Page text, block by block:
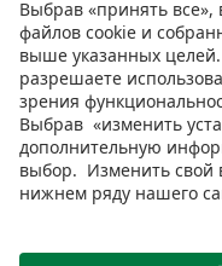
Prisma Konto
Язык:ETENRU